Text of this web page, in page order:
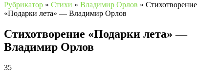
Рубрикатор » Стихи » Владимир Орлов » Стихотворение
«Подарки лета» — Владимир Орлов
Стихотворение «Подарки лета» —
Владимир Орлов
35